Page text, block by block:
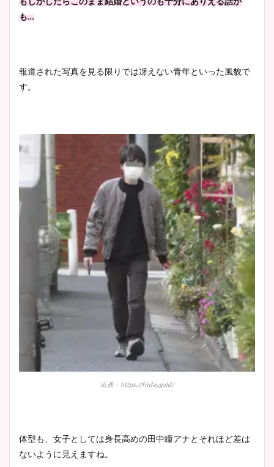
も…
報道された写真を見る限りでは冴えない青年といった風貌で
す。
出典：https://friday.gold/
体型も、女子としては身長高めの田中瞳アナとそれほど差は
ないように見えますね。